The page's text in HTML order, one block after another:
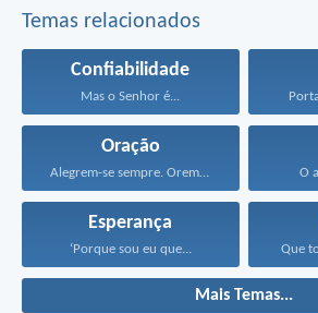
Temas relacionados
Confiabilidade
Mas o Senhor é...
Oração
Alegrem-se sempre. Orem continuamente... O
Esperança
‘Porque sou eu que... Que
Mais Temas...